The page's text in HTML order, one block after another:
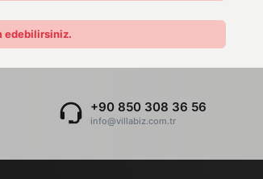
edebilirsiniz.
+90 850 308 36 56
info@villabiz.com.tr